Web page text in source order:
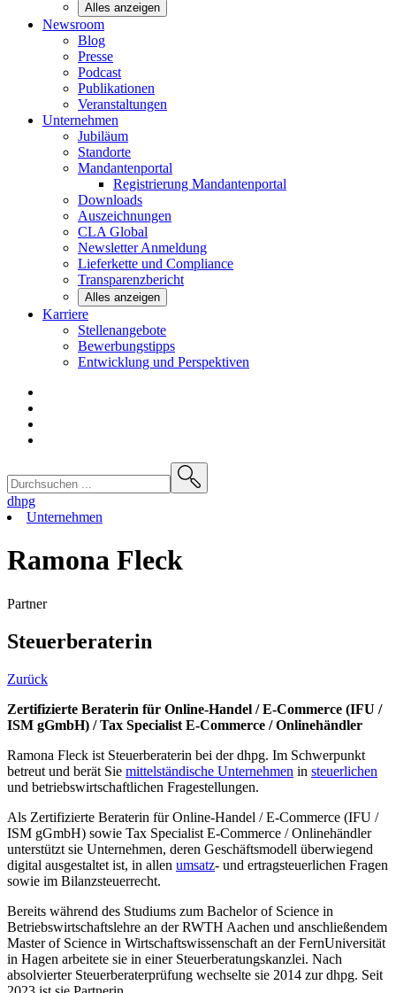
Alles anzeigen
Newsroom
Blog
Presse
Podcast
Publikationen
Veranstaltungen
Unternehmen
Jubiläum
Standorte
Mandantenportal
Registrierung Mandantenportal
Downloads
Auszeichnungen
CLA Global
NewsletterAnmeldung
Lieferkette und Compliance
Transparenzbericht
Alles anzeigen
Karriere
Stellenangebote
Bewerbungstipps
Entwicklung und Perspektiven
dhpg
Unternehmen
Ramona Fleck
Partner
Steuerberaterin
Zurück
Zertifizierte Beraterin für Online-Handel / E-Commerce (IFU /
ISM gGmbH) / Tax Specialist E-Commerce / Onlinehändler
Ramona Fleck ist Steuerberaterin bei der dhpg. Im Schwerpunkt
betreut und berät Sie mittelständische Unternehmen in steuerlichen
und betriebswirtschaftlichen Fragestellungen.
Als Zertifizierte Beraterin für Online-Handel / E-Commerce (IFU /
ISM gGmbH) sowie Tax Specialist E-Commerce / Onlinehändler
unterstützt sie Unternehmen, deren Geschäftsmodell überwiegend
digital ausgestaltet ist, in allen umsatz- und ertragsteuerlichen Fragen
sowie im Bilanzsteuerrecht.
Bereits während des Studiums zum Bachelor of Science in
Betriebswirtschaftslehre an der RWTH Aachen und anschließendem
Master of Science in Wirtschaftswissenschaft an der FernUniversität
in Hagen arbeitete sie in einer Steuerberatungskanzlei. Nach
absolvierter Steuerberaterprüfung wechselte sie 2014 zur dhpg. Seit